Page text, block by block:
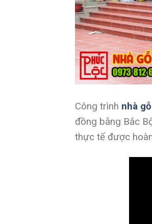
Công trình nhà
đồng bằng Bắc
thực tế được